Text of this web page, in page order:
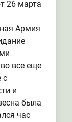
26 марта
Армия
все еще
с
и
была
час